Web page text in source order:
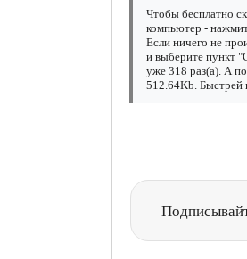
Чтобы бесплатно
компьютер -
Если ничего не
и выберите пункт
уже 318 раз(а). А
512.64Kb. Быстрей